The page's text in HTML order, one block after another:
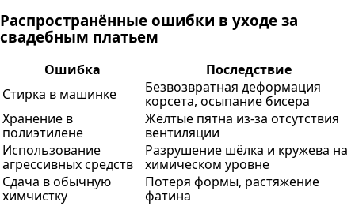
Распространённые ошибки в уходе за
свадебным платьем
Ошибка
Последствие
Стирка в машинке
Безвозвратная деформация
корсета, осыпание бисера
Хранение в
полиэтилене
Жёлтые пятна из-за отсутствия
вентиляции
Использование
агрессивных средств
Разрушение шёлка и кружева на
химическом уровне
Сдача в обычную
химчистку
Потеря формы, растяжение
фатина